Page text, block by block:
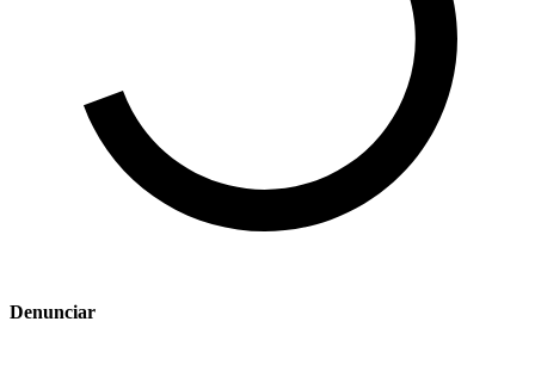
Denunciar